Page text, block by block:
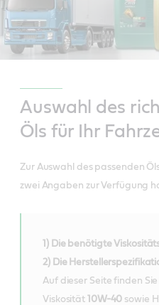
Auswahl des
Öls für Ihr
Zur Auswahl des passenden
zwei Angaben zur Verfügung
1) Die benötigte
2) Die
Auf dieser Seite finden
Viskosität 10W-40 sowie